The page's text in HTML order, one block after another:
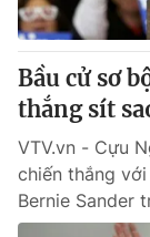
Bầu cử sơ
thắng sít
VTV.vn - Cựu
chiến thắng
Bernie Sander